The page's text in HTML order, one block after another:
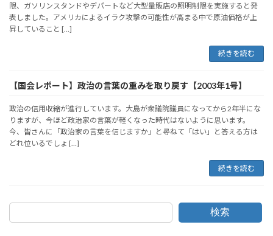
限、ガソリンスタンドやデパートなど大型量販店の照明制限を実施すると発
表しました。アメリカによるイラク攻撃の可能性が高まる中で原油価格が上
昇していること […]
続きを読む
【国会レポート】政治の言葉の重みを取り戻す【2003年1号】
政治の信用収縮が進行しています。大島が衆議院議員になってから2年半にな
りますが、今ほど政治家の言葉が軽くなった時代はないように思います。
今、皆さんに「政治家の言葉を信じますか」と尋ねて「はい」と答える方は
どれ位いるでしょ […]
続きを読む
検索